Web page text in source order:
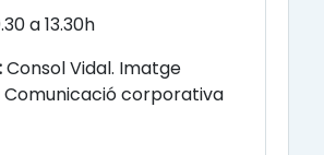
a 13.30h
Consol Vidal. Imatge
Comunicació corporativa